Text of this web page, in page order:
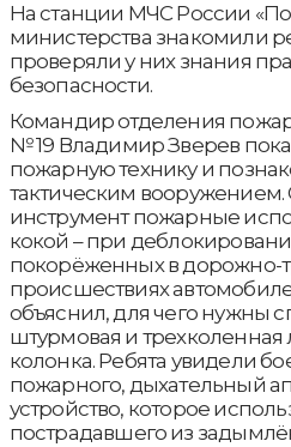
На станции МЧС России
министерства знакомили
проверяли у них знания
безопасности.
Командир отделения
№ 19 Владимир Зверев
пожарную технику и
тактическим вооружением.
инструмент пожарные
кокой – при
покорёженных в дорожно-
происшествиях
объяснил, для чего нужны
штурмовая и
колонка. Ребята увидели
пожарного, дыхательный
устройство, которое
пострадавшего из